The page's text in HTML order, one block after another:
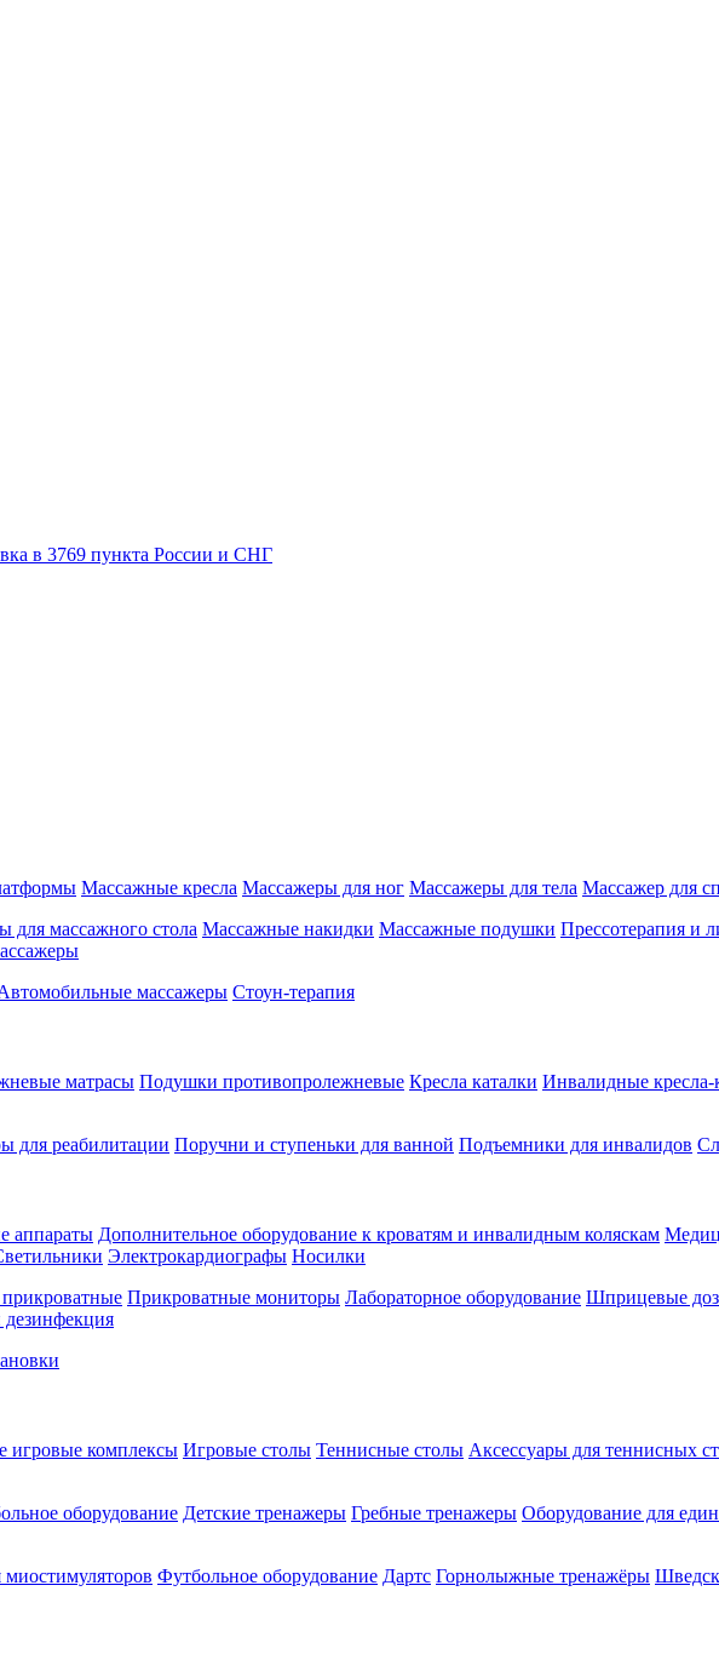
в 3769 пункта России и СНГ
Массажные кресла Массажеры для ног Массажеры для тела Массажер для
для массажного стола Массажные накидки Массажные подушки Прессотерапия и
массажеры Стоун-терапия
матрасы Подушки противопролежневые Кресла каталки Инвалидные кресла-
для реабилитации Поручни и ступеньки для ванной Подъемники для инвалидов
аппараты Дополнительное оборудование к кроватям и инвалидным коляскам
Электрокардиографы Носилки
Прикроватные мониторы Лабораторное оборудование Шприцевые
дезинфекция
игровые комплексы Игровые столы Теннисные столы Аксессуары для теннисных
оборудование Детские тренажеры Гребные тренажеры Оборудование для
Футбольное оборудование Дартс Горнолыжные тренажёры